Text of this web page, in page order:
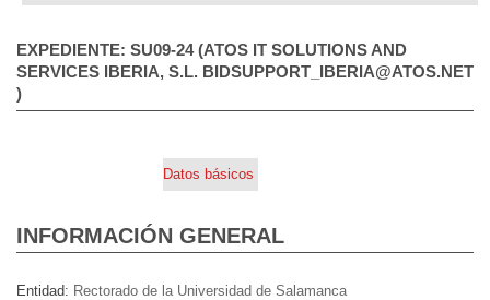
EXPEDIENTE: SU09-24 (ATOS IT SOLUTIONS AND
SERVICES IBERIA, S.L. BIDSUPPORT_IBERIA@ATOS.NET
)
Datos básicos
INFORMACIÓN GENERAL
Entidad Rectorado de la Universidad de Salamanca